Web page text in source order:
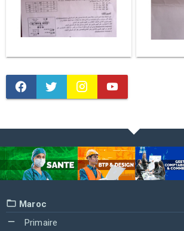
Maroc
Primaire